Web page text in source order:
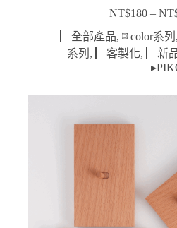
NT$180 –
▏全部產品,⌑ color系列
系列 , ▏客製化, ▏新